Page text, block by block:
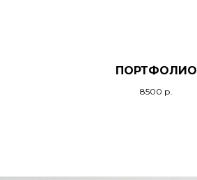
ПОРТФОЛИО
8500 р.